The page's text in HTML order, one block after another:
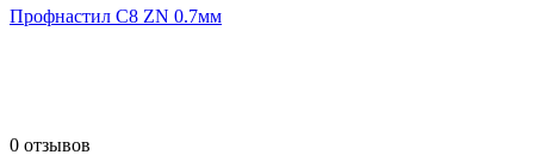
Профнастил С8 ZN 0.7мм
0 отзывов